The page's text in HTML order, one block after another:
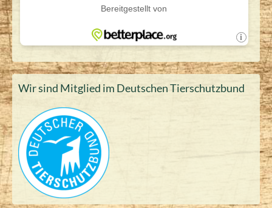
Wir sind Mitglied im Deutschen Tierschutzbund